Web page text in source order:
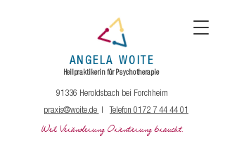
ANGELA WOITE
Heilpraktikerin für Psychotherapie
91336 Heroldsbach bei Forchheim
Weil Veränderung Orientierung braucht.
praxis@woite.de | Telefon 0172 7 44 44 01